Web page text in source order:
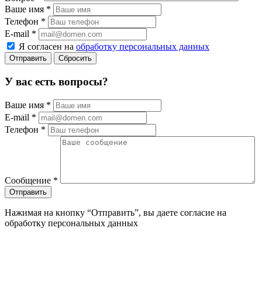
Ваше имя *
Телефон *
E-mail *
Я согласен на обработку персональных данных
Сбросить
У вас есть вопросы?
Ваше имя *
E-mail *
Телефон *
Сообщение *
Нажимая на кнопку “Отправить”, вы даете согласие на
обработку персональных данных